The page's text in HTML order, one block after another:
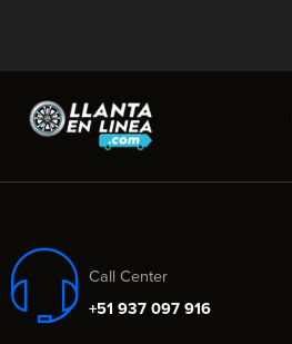
Call Center
+51 937 097 916